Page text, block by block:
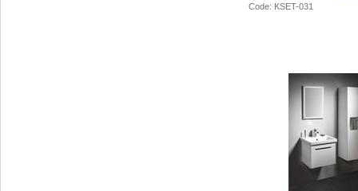
Code: KSET-031